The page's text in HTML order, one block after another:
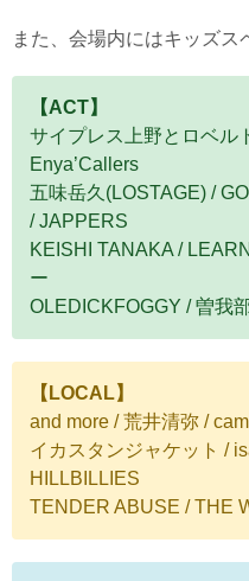
また、会場内にはキッズス
【ACT】
サイプレス上野とロベル
Enya’Callers
五味岳久(LOSTAGE) /
/ JAPPERS
KEISHI TANAKA /
ー
OLEDICKFOGGY / 曽我
【LOCAL】
and more / 荒井清弥 /
イカスタンジャケット /
HILLBILLIES
TENDER ABUSE / THE